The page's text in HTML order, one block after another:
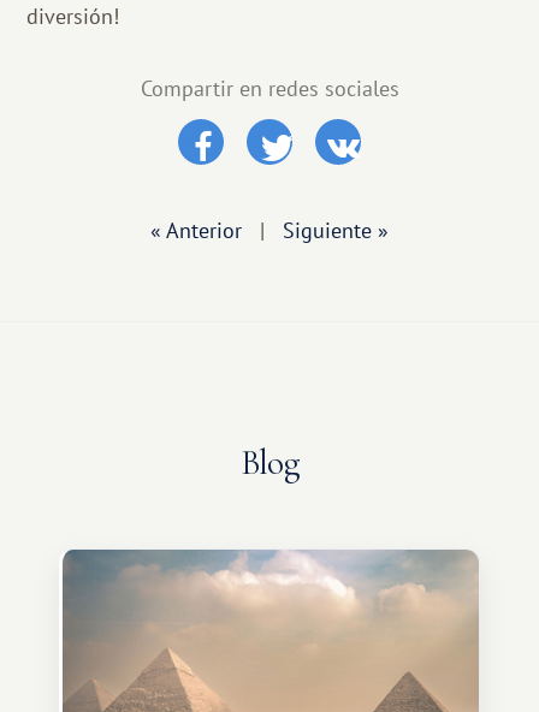
diversión!
Compartir en redes sociales
« Anterior | Siguiente »
Blog